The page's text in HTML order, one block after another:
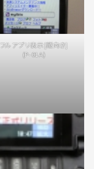
フルアプリ表示[縦向き]
(P-01A)